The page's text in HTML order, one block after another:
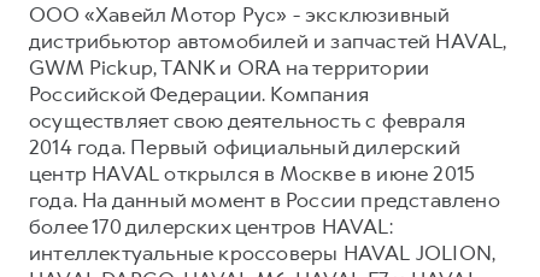
ООО «Хавейл Мотор Рус» - эксклюзивный
дистрибьютор автомобилей и запчастей HAVAL,
GWM Pickup, TANK и ORA на территории
Российской Федерации. Компания
осуществляет свою деятельность с февраля
2014 года. Первый официальный дилерский
центр HAVAL открылся в Москве в июне 2015
года. На данный момент в России представлено
более 170 дилерских центров HAVAL:
интеллектуальные кроссоверы HAVAL JOLION,